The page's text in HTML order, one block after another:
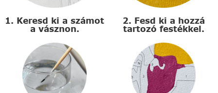
1. Keresd ki a számot
a vásznon.
2. Fesd ki a hozzá
tartozó festékkel.